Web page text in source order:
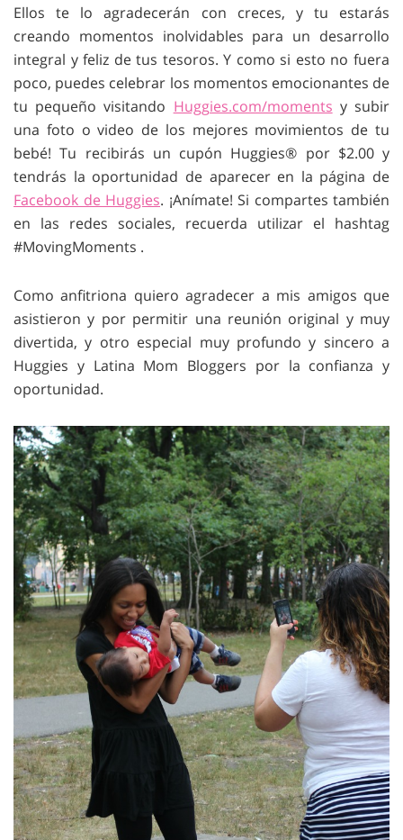
Ellos te lo agradecerán con creces, y tu estarás
creando momentos inolvidables para un desarrollo
integral y feliz de tus tesoros. Y como si esto no fuera
poco, puedes celebrar los momentos emocionantes de
tu pequeño visitando Huggies.com/moments y subir
una foto o video de los mejores movimientos de tu
bebé! Tu recibirás un cupón Huggies® por $2.00 y
tendrás la oportunidad de aparecer en la página de
Facebook de Huggies. ¡Anímate! Si compartes también
en las redes sociales, recuerda utilizar el hashtag
#MovingMoments .
Como anfitriona quiero agradecer a mis amigos que
asistieron y por permitir una reunión original y muy
divertida, y otro especial muy profundo y sincero a
Huggies y Latina Mom Bloggers por la confianza y
oportunidad.